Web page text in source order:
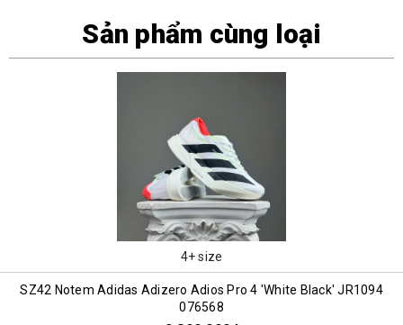
Sản phẩm cùng loại
4+ size
SZ42 Notem Adidas Adizero Adios Pro 4 'White Black' JR1094
076568